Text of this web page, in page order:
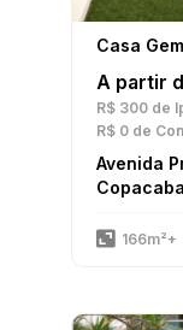
Casa
A partir
R$ 300 de
R$ 0 de
Avenida
166m²+